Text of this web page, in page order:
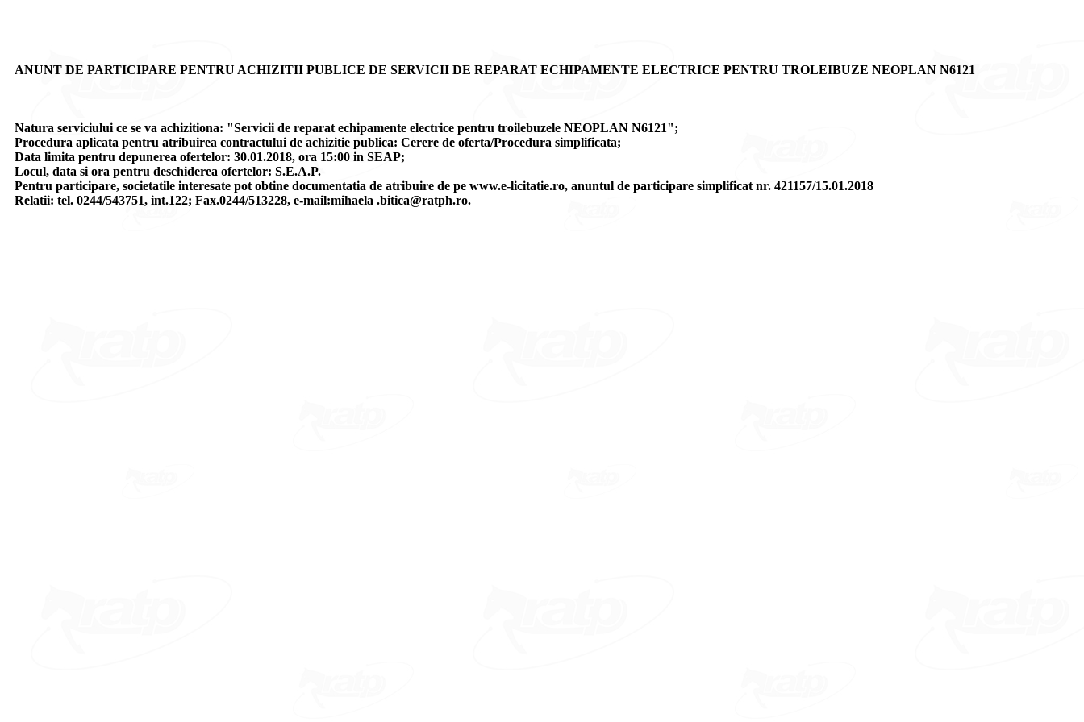
ANUNT DE PARTICIPARE PENTRU ACHIZITII PUBLICE DE SERVICII DE REPARAT ECHIPAMENTE ELECTRICE PENTRU TROLEIBUZE NEOPLAN N6121
Natura serviciului ce se va achizitiona: "Servicii de reparat echipamente electrice pentru troilebuzele NEOPLAN N6121";
Procedura aplicata pentru atribuirea contractului de achizitie publica: Cerere de oferta/Procedura simplificata;
Data limita pentru depunerea ofertelor: 30.01.2018, ora 15:00 in SEAP;
Locul, data si ora pentru deschiderea ofertelor: S.E.A.P.
Pentru participare, societatile interesate pot obtine documentatia de atribuire de pe www.e-licitatie.ro, anuntul de participare simplificat nr. 421157/15.01.2018
Relatii: tel. 0244/543751, int.122; Fax.0244/513228, e-mail:mihaela .bitica@ratph.ro.